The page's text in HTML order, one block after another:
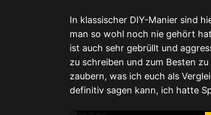
In klassischer DIY-Manier sind
man so wohl noch nie gehört
ist auch sehr gebrüllt und
zu schreiben und zum Besten
zaubern, was ich euch als
definitiv sagen kann, ich hatte
Mit dem Laden des Videos